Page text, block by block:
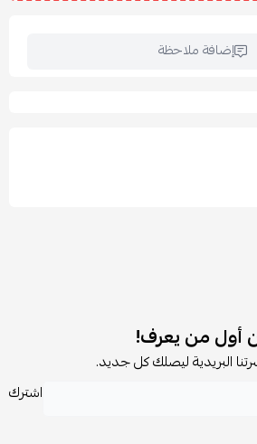
إضافة ملاحظة
أول من يعرف!
البريدية ليصلك كل جديد.
اشترك